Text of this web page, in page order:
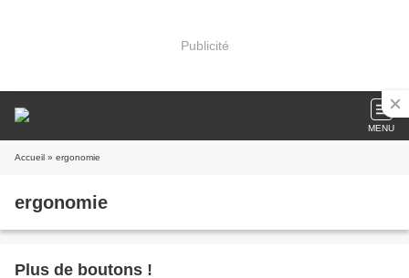
Publicité
MENU
Accueil » ergonomie
ergonomie
Plus de boutons !